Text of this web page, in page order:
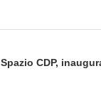
Spazio CDP,